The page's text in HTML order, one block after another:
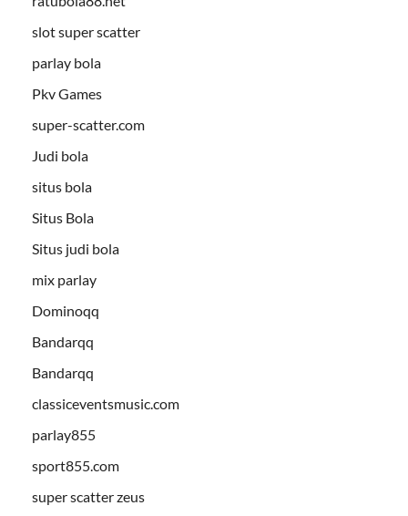
slot super scatter
parlay bola
Pkv Games
super-scatter.com
Judi bola
situs bola
Situs Bola
Situs judi bola
mix parlay
Dominoqq
Bandarqq
Bandarqq
classiceventsmusic.com
parlay855
sport855.com
super scatter zeus